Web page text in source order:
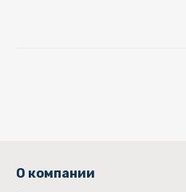
О компании